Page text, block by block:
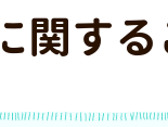
関す